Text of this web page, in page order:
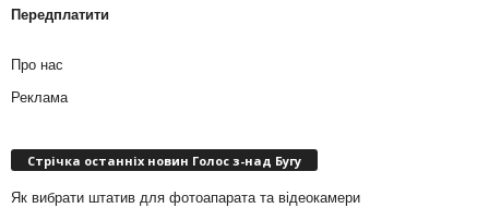
Передплатити
Про нас
Реклама
Стрічка останніх новин Голос з-над Бугу
Як вибрати штатив для фотоапарата та відеокамери